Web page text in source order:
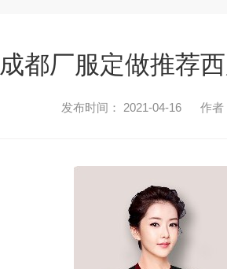
成都厂服定做推荐
发布时间： 2021-04-16 作者